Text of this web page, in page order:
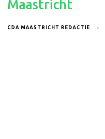
Maastricht
CDA MAASTRICHT REDACTIE